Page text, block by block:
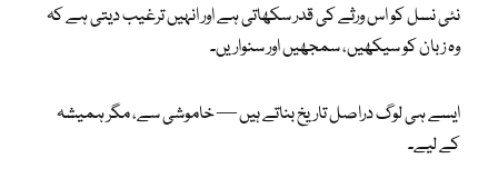
نئی نسل کو اس ورثے کی قدر سکھاتی ہے اور انہیں ترغیب دیتی ہے کہ
وہ زبان کو سیکھیں، سمجھیں اور سنواریں۔
ایسے ہی لوگ دراصل تاریخ بناتے ہیں — خاموشی سے، مگر ہمیشہ
کے لیے۔